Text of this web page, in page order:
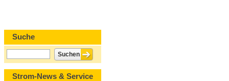
Suche
Strom-News & Service